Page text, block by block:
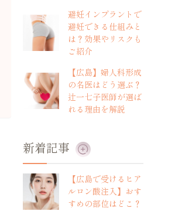
避妊インプラントで
避妊できる仕組みと
は？効果やリスクも
ご紹介
【広島】婦人科形成
の名医はどう選ぶ？
辻一七子医師が選ば
れる理由を解説
新着記事
【広島で受けるヒア
ルロン酸注入】おす
すめの部位はどこ？